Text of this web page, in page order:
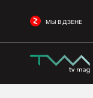
МЫ В ДЗЕНЕ